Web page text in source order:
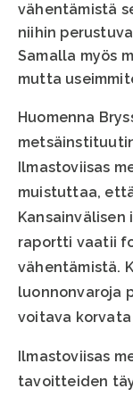
vähentämistä
niihin
Samalla myös
mutta
Huomenna
Ilmastoviisas
muistuttaa,
Kansainvälisen
raportti vaatii
vähentämistä.
luonnonvaroja
voitava
Ilmastoviisas
tavoitteiden